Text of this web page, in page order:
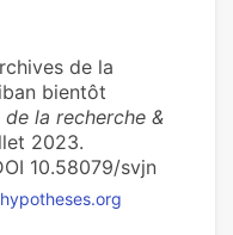
de la
bientôt
la recherche &
2023.
10.58079/svjn